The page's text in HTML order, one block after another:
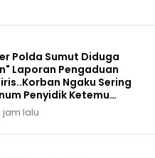
Polda Sumut Diduga
Laporan Pengaduan
Ngaku Sering
Penyidik Ketemu
jam lalu